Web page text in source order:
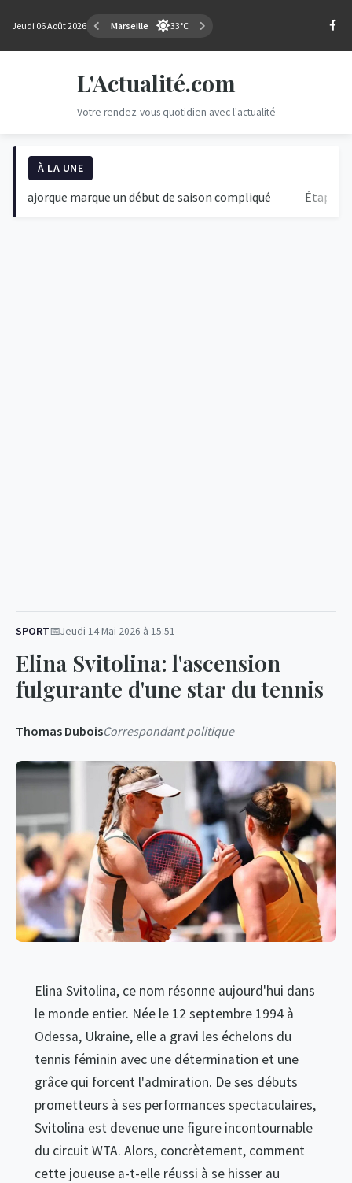
Jeudi 06 Août 2026 Marseille 33°C
L'Actualité.com
Votre rendez-vous quotidien avec l'actualité
À LA UNE
marque un début de saison compliqué Étape du Jour :
SPORT Jeudi 14 Mai 2026 à 15:51
Elina Svitolina: l'ascension
fulgurante d'une star du tennis
Thomas DuboisCorrespondant politique
Elina Svitolina, ce nom résonne aujourd'hui dans
le monde entier. Née le 12 septembre 1994 à
Odessa, Ukraine, elle a gravi les échelons du
tennis féminin avec une détermination et une
grâce qui forcent l'admiration. De ses débuts
prometteurs à ses performances spectaculaires,
Svitolina est devenue une figure incontournable
du circuit WTA. Alors, concrètement, comment
cette joueuse a-t-elle réussi à se hisser au